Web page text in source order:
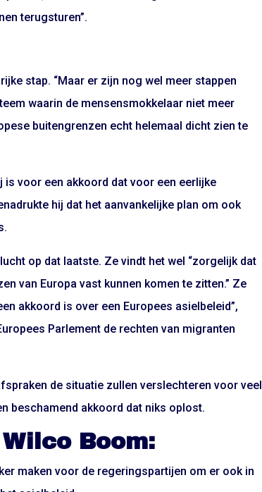
terugsturen”.
stap. “Maar er zijn nog wel meer stappen
waarin de mensensmokkelaar niet meer
buitengrenzen echt helemaal dicht zien te
is voor een akkoord dat voor een eerlijke
hij dat het aanvankelijke plan om ook
op dat laatste. Ze vindt het wel “zorgelijk dat
van Europa vast kunnen komen te zitten.” Ze
akkoord is over een Europees asielbeleid”,
Parlement de rechten van migranten
de situatie zullen verslechteren voor veel
beschamend akkoord dat niks oplost.
Boom:
maken voor de regeringspartijen om er ook in